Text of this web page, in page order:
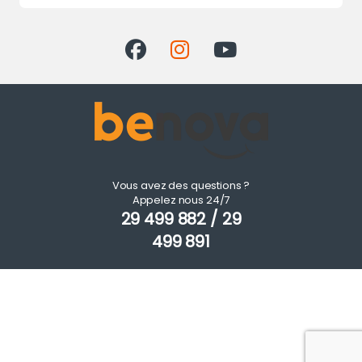
Vous avez des questions ?
Appelez nous 24/7
29 499 882 / 29
499 891